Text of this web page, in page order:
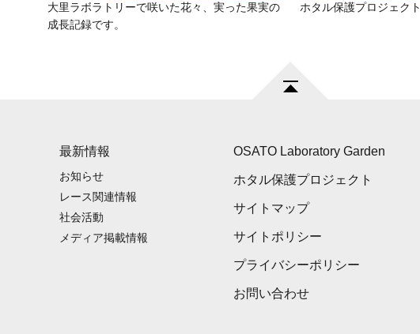
大里ラボラトリーで咲いた花々、実った果実の
成長記録です。
ホタル保護プロジェクト
最新情報
お知らせ
レース関連情報
社会活動
メディア掲載情報
OSATO Laboratory Garden
ホタル保護プロジェクト
サイトマップ
サイトポリシー
プライバシーポリシー
お問い合わせ